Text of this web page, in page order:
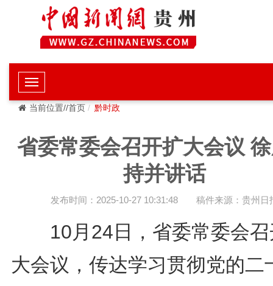
当前位置//首页 黔时政
省委常委会召开扩大会议
持并讲话
发布时间：2025-10-27 10:31:48 稿件来源：贵州日
10月24日，省委常委会召
大会议，传达学习贯彻党的二